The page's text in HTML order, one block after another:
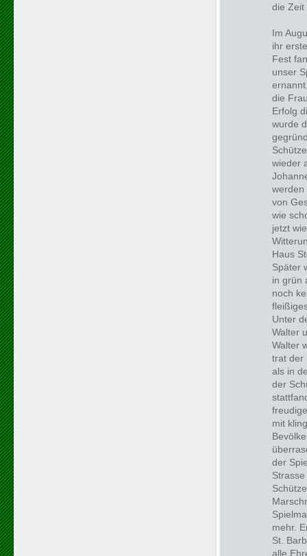
die Zeit
Im
ihr
Fest
unser
die
Erfolg
wurde
wieder
werden
von
wie
jetzt
Haus
Später
in grün
noch
Unter
Walter
Walter
trat der
als in
der
mit
der
mehr.
St.
alle